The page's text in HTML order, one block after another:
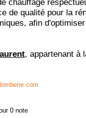
chauffage
de qualité pour la
afin
, appartenant à
0 note